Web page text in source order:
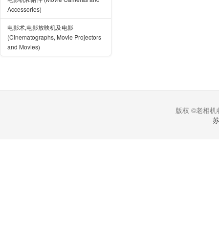
Accessories)
电影术,电影放映机及电影
(Cinematographs, Movie Projectors
and Movies)
版权 ©老相